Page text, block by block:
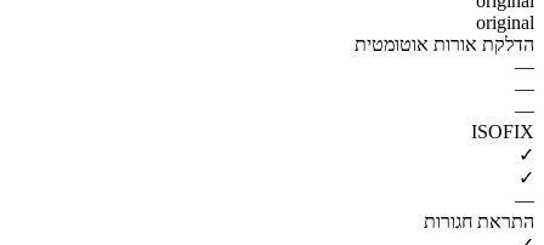
original
הדלקת אורות אוטומטית
—
—
—
ISOFIX
✓
✓
—
התראת חגורות